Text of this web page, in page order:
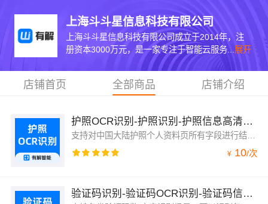
上海斗斗星信息科技有限公司
上海斗斗星信息科技有限公司成立于2014年，注
册资本3000万元，是一家专注于智能云服务... 展开
店铺首页 全部商品 店铺介绍
护照OCR识别-护照识别-护照信息高清识别-有解智能
¥ 10/次
验证码识别-验证码OCR识别-验证码信息识别-有解智能